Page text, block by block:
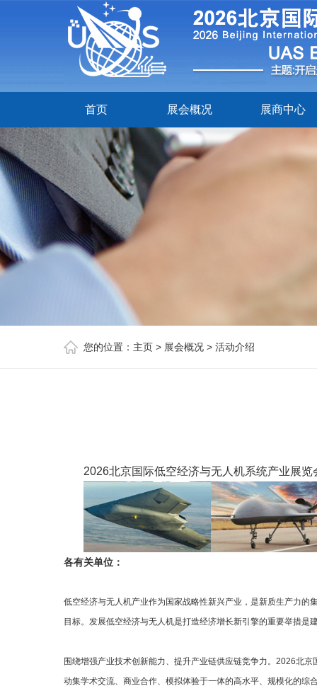
首页 展会概况 展商中心
您的位置： 主页 > 展会概况 > 活动介绍
2026北京国际低空经济与无人机系统产业展
各有关单位：
低空经济与无人机产业作为国家战略性新兴产业，是新质生产力
目标。发展低空经济与无人机是打造经济增长新引擎的重要举措
围绕增强产业技术创新能力、提升产业链供应链竞争力。2026北
动集学术交流、商业合作、模拟体验于一体的高水平、规模化的